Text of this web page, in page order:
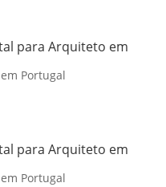
para Arquiteto em
Portugal
para Arquiteto em
Portugal